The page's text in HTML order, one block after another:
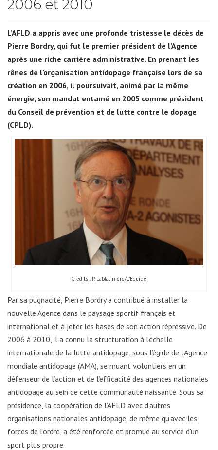
2006 et 2010
L’AFLD a appris avec une profonde tristesse le décès de
Pierre Bordry, qui fut le premier président de l’Agence
après une riche carrière administrative. En prenant les
rênes de l’organisation antidopage française lors de sa
création en 2006, il poursuivait, animé par la même
énergie, son mandat entamé en 2005 comme président
du Conseil de prévention et de lutte contre le dopage
(CPLD).
Crédits : P. Lablatinière/L’Équipe
Par sa pugnacité, Pierre Bordry a contribué à installer la
nouvelle Agence dans le paysage sportif français et
international et à jeter les bases de son action répressive. De
2006 à 2010, il a connu la structuration à l’échelle
internationale de la lutte antidopage, sous l’égide de l’Agence
mondiale antidopage (AMA), se muant volontiers en un
défenseur de l’action et de l’efficacité des agences nationales
antidopage au sein de cette communauté naissante. Sous sa
présidence, la coopération de l’AFLD avec d’autres
organisations nationales antidopage, de même qu’avec les
forces de l’ordre, a été renforcée et promue au service d’un
sport plus propre.